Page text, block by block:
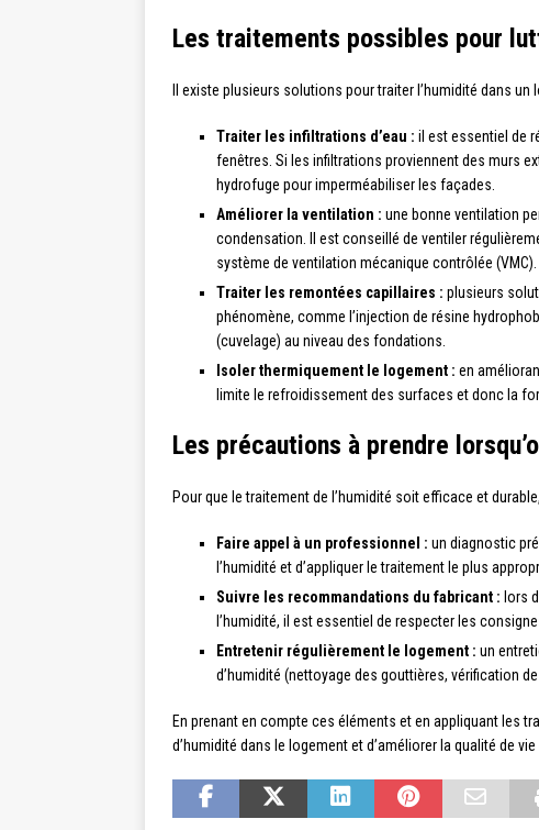
Les traitements possibles pour
Il existe plusieurs solutions pour traiter l’humidité dans
Traiter les infiltrations d’eau : il est essentiel de
fenêtres. Si les infiltrations proviennent des murs
hydrofuge pour imperméabiliser les façades.
Améliorer la ventilation : une bonne ventilation
condensation. Il est conseillé de ventiler
système de ventilation mécanique contrôlée (VMC).
Traiter les remontées capillaires : plusieurs
phénomène, comme l’injection de résine
(cuvelage) au niveau des fondations.
Isoler thermiquement le logement : en
limite le refroidissement des surfaces et donc la
Les précautions à prendre
Pour que le traitement de l’humidité soit efficace et
Faire appel à un professionnel : un diagnostic
l’humidité et d’appliquer le traitement le plus
Suivre les recommandations du fabricant : lors
l’humidité, il est essentiel de respecter les
Entretenir régulièrement le logement : un
d’humidité (nettoyage des gouttières, vérification
En prenant en compte ces éléments et en appliquant les
d’humidité dans le logement et d’améliorer la qualité de